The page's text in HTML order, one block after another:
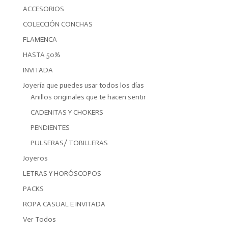
ACCESORIOS
COLECCIÓN CONCHAS
FLAMENCA
HASTA 50%
INVITADA
Joyería que puedes usar todos los días
Anillos originales que te hacen sentir
CADENITAS Y CHOKERS
PENDIENTES
PULSERAS/ TOBILLERAS
Joyeros
LETRAS Y HORÓSCOPOS
PACKS
ROPA CASUAL E INVITADA
Ver Todos